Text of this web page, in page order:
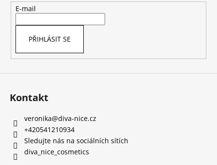
E-mail
PŘIHLÁSIT SE
Kontakt
veronika@diva-nice.cz
+420541210934
Sledujte nás na sociálních sítích
diva_nice_cosmetics